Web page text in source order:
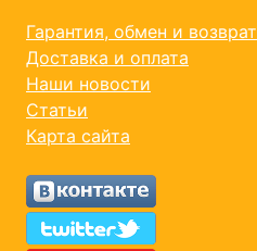
Гарантия, обмен и возврат
Доставка и оплата
Наши новости
Статьи
Карта сайта